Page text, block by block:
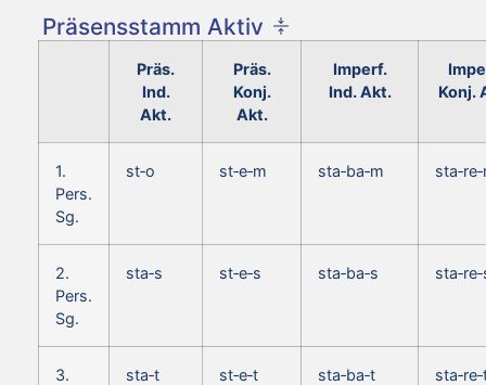
Präsensstamm Aktiv
Präs.
Ind.
Akt.
Präs.
Konj.
Akt.
Imperf.
Ind. Akt.
Konj.
1.
Pers.
Sg.
st‑o st‑e‑m sta‑ba‑m
2.
Pers.
Sg.
sta‑s st‑e‑s sta‑ba‑s
3.
sta‑t st‑e‑t sta‑ba‑t